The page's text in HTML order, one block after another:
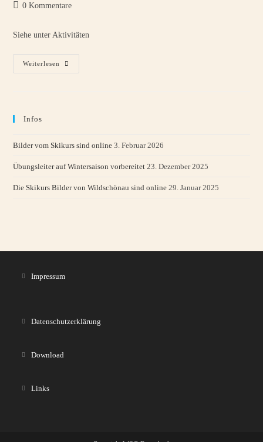
Autor:
Beitrags-
0 Kommentare
Siehe unter Aktivitäten
Weiterlesen
Das
Winterprogramm
Infos
Bilder vom Skikurs sind online 3. Februar 2026
Übungsleiter auf Wintersaison vorbereitet 23. Dezember 2025
Die Skikurs Bilder von Wildschönau sind online 29. Januar 2025
Impressum
Datenschutzerklärung
Download
Links